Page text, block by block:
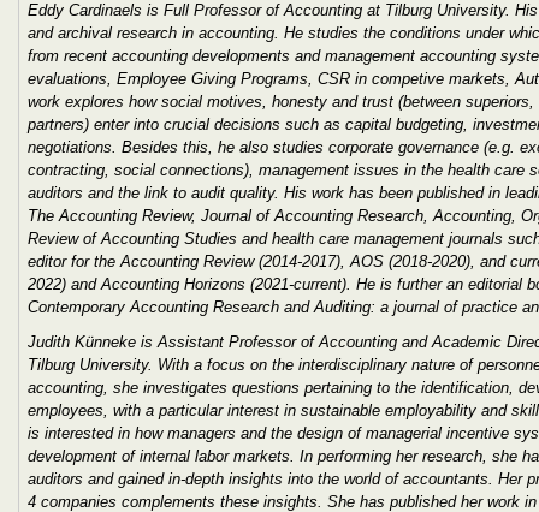
Eddy Cardinaels is Full Professor of Accounting at Tilburg University.
and archival research in accounting. He studies the conditions under
from recent accounting developments and management accounting
evaluations, Employee Giving Programs, CSR in competive markets,
work explores how social motives, honesty and trust (between
partners) enter into crucial decisions such as capital budgeting,
negotiations. Besides this, he also studies corporate governance (e.g.
contracting, social connections), management issues in the health care
auditors and the link to audit quality. His work has been published in
The Accounting Review, Journal of Accounting Research, Accounting,
Review of Accounting Studies and health care management journals
editor for the Accounting Review (2014-2017), AOS (2018-2020), and
2022) and Accounting Horizons (2021-current). He is further an editorial
Contemporary Accounting Research and Auditing: a journal of practice
Judith Künnekeis Assistant Professor of Accounting and Academic
Tilburg University. With a focus on the interdisciplinary nature of
accounting,she investigatesquestions pertaining to the identification,
employees, with a particular interest in sustainable employability and
isinterested in how managers and the design of managerial incentive
development of internal labor markets.In performing her research, she
auditors and gained in-depth insights into the world of accountants. Her
4 companies complements these insights. She has publishedherwork in